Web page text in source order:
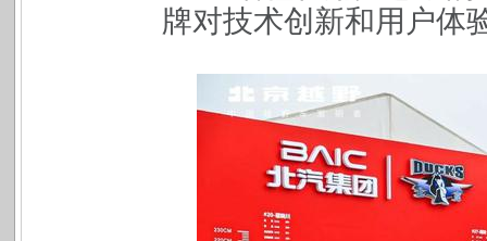
牌对技术创新和用户体